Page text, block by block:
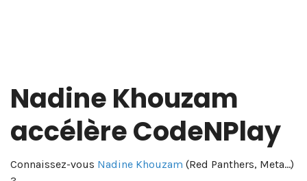
Nadine Khouzam
accélère CodeNPlay
Connaissez-vous Nadine Khouzam (Red Panthers, Meta…)